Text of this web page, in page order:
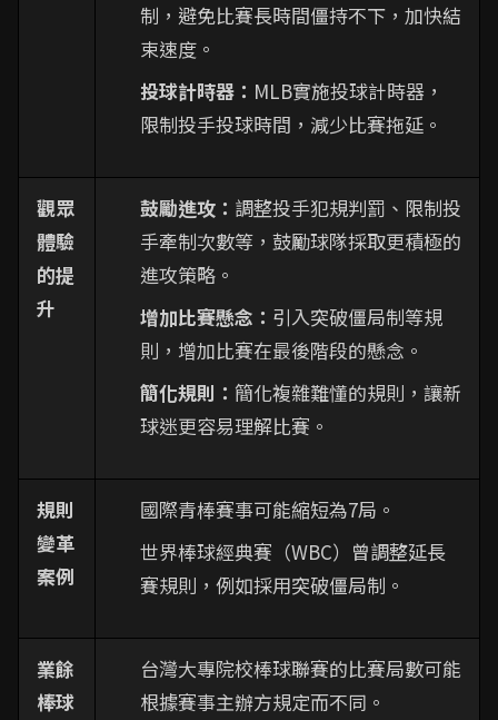
制，避免比賽長時間僵持不下，加快結
束速度。
投球計時器： MLB實施投球計時器，
限制投手投球時間，減少比賽拖延。
觀眾
體驗
的提
升
鼓勵進攻： 調整投手犯規判罰、限制投
手牽制次數等，鼓勵球隊採取更積極的
進攻策略。
增加比賽懸念： 引入突破僵局制等規
則，增加比賽在最後階段的懸念。
簡化規則： 簡化複雜難懂的規則，讓新
球迷更容易理解比賽。
規則
變革
案例
國際青棒賽事可能縮短為7局。
世界棒球經典賽（WBC）曾調整延長
賽規則，例如採用突破僵局制。
業餘
棒球
台灣大專院校棒球聯賽的比賽局數可能
根據賽事主辦方規定而不同。